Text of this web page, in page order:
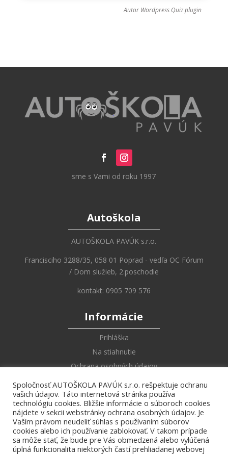
Autor Wordpress Quiz plugin
sme s Vami od roku 1997
Autoškola
AUTOŠKOLA PAVÚK s.r.o.
Francisciho 3288/35, 058 01 Poprad - vedľa OC Fórum
/ Dom služieb, 2.poschodie
kontakt: 0905 709 576
Informácie
Prihláška
Na stiahnutie
Ochrana osobných údajov
Online Učebnica
Zákony a vyhlášky
Dopravné značky
Križovatky
Spoločnosť AUTOŠKOLA PAVÚK s.r.o. rešpektuje ochranu
vašich údajov. Táto internetová stránka používa
technológiu cookies. Bližšie informácie o súboroch cookies
nájdete v sekcii webstránky ochrana osobných údajov. Je
Vaším právom neudeliť súhlas s používaním súborov
cookies alebo ich používanie zablokovať. V takom prípade
sa môže stať, že bude pre Vás obmedzená alebo vylúčená
úplná funkcionalita niektorých častí prehliadanej webovej